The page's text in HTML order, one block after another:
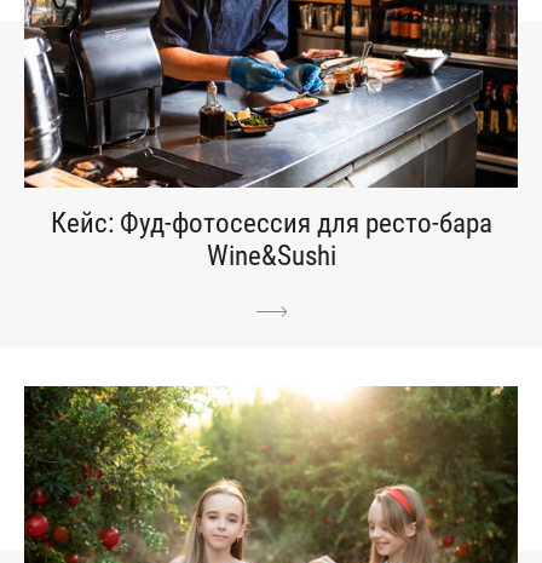
Кейс: Фуд-фотосессия для ресто-бара
Wine&Sushi